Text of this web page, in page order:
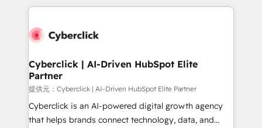
website, or build your new one.
Cyberclick | AI-Driven HubSpot Elite
Partner
提供元：Cyberclick | AI-Driven HubSpot Elite Partner
Cyberclick is an AI-powered digital growth agency
that helps brands connect technology, data, and